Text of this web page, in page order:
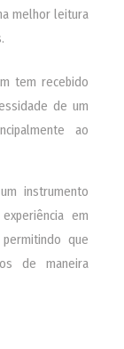
melhor leitura
tem recebido
de um
ao
instrumento
em
que
de maneira